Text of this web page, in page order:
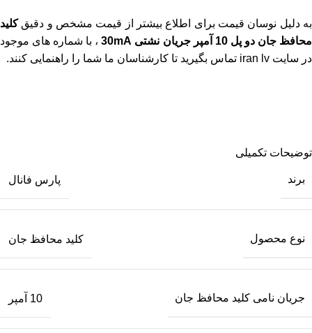
به دلیل نوسان قیمت برای اطلاع بیشتر از قیمت مشخص و دقیقکلید
محافظ جان دو پل 10 آمپر جریان نشتی 30mA
، با شماره های موجود
در سایت iran lv تماس بگیرید تا کارشناسان ما شما را راهنمایی کنند.
توضیحات تکمیلی
برند پارس فانال
نوع محصول کلید محافظ جان
جریان نامی کلید محافظ جان 10 آمپر